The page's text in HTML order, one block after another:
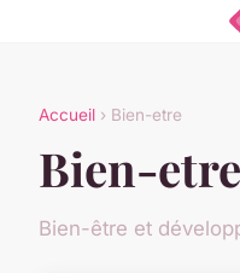
Accueil › Bien-etre
Bien-etre
Bien-être et